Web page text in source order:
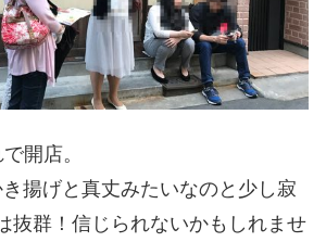
開店。
揚げと真丈みたいなのと少し寂
抜群！信じられないかもしれませ